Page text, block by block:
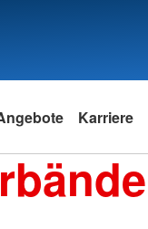
Karriere